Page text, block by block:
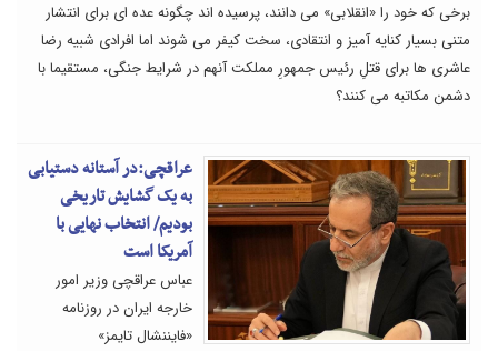
برخی که خود را «انقلابی» می دانند، پرسیده اند چگونه عده ای برای انتشار
متنی بسیار کنایه آمیز و انتقادی، سخت کیفر می شوند اما افرادی شبیه رضا
عاشری ها برای قتلِ رئیس جمهورِ مملکت آنهم در شرایط جنگی، مستقیما با
دشمن مکاتبه می کنند؟
عراقچی:در آستانه دستیابی
به یک گشایش تاریخی
بودیم/ انتخاب نهایی با
آمریکا است
عباس عراقچی وزیر امور
خارجه ایران در روزنامه
«فایننشال تایمز»